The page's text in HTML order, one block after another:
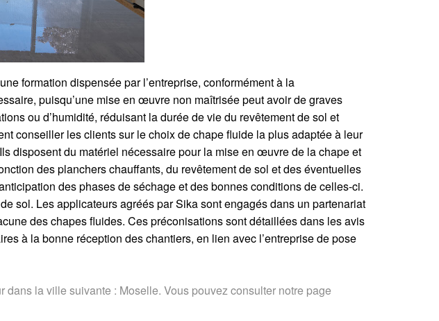
formation dispensée par l’entreprise, conformément à la
puisqu’une mise en œuvre non maîtrisée peut avoir de graves
ou d’humidité, réduisant la durée de vie du revêtement de sol et
conseiller les clients sur le choix de chape fluide la plus adaptée à leur
disposent du matériel nécessaire pour la mise en œuvre de la chape et
des planchers chauffants, du revêtement de sol et des éventuelles
des phases de séchage et des bonnes conditions de celles-ci.
sol. Les applicateurs agréés par Sika sont engagés dans un partenariat
des chapes fluides. Ces préconisations sont détaillées dans les avis
à la bonne réception des chantiers, en lien avec l’entreprise de pose
la ville suivante : Moselle. Vous pouvez consulter notre page